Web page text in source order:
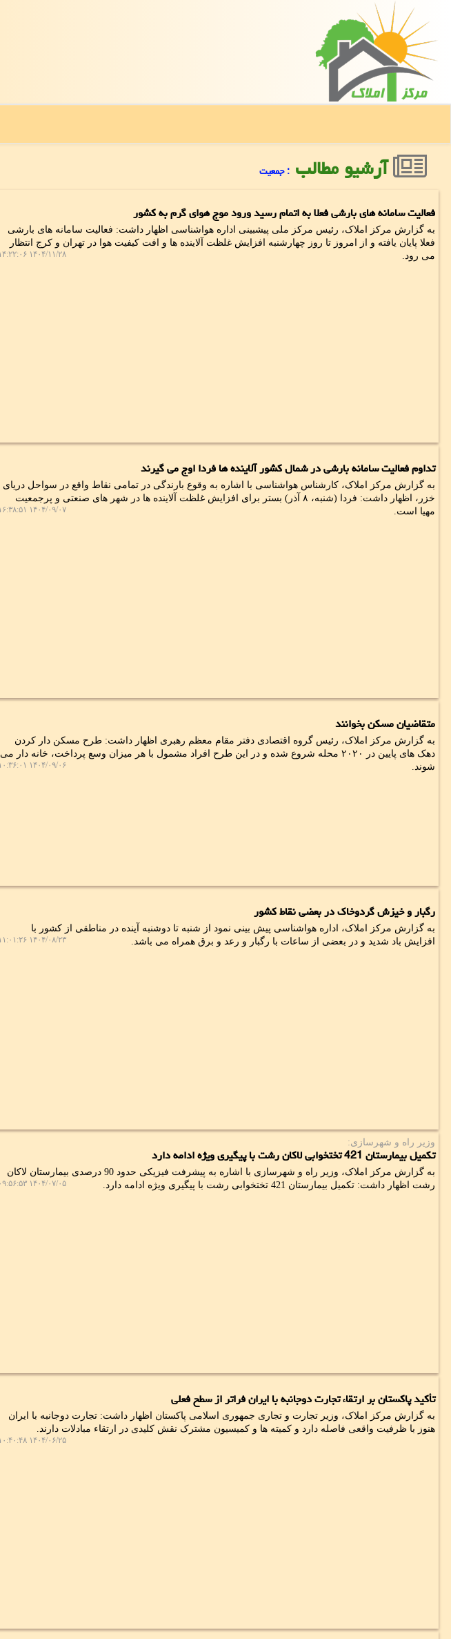
آرشیو مطالب : جمعیت
فعالیت سامانه های بارشی فعلا به اتمام رسید ورود موج هوای گرم به کشور
به گزارش مرکز املاک، رئیس مرکز ملی پیشبینی اداره هواشناسی اظهار داشت: فعالیت سامانه های بارشی
فعلا پایان یافته و از امروز تا روز چهارشنبه افزایش غلظت آلاینده ها و افت کیفیت هوا در تهران و کرج انتظار
می رود.
۱۴۰۴/۱۱/۲۸ ۱۴:۲۲:۰۶
تداوم فعالیت سامانه بارشی در شمال کشور آلاینده ها فردا اوج می گیرند
به گزارش مرکز املاک، کارشناس هواشناسی با اشاره به وقوع بارندگی در تمامی نقاط واقع در سواحل دریای
خزر، اظهار داشت: فردا (شنبه، ۸ آذر) بستر برای افزایش غلظت آلاینده ها در شهر های صنعتی و پرجمعیت
مهیا است.
۱۴۰۴/۰۹/۰۷ ۱۶:۳۸:۵۱
متقاضیان مسکن بخوانند
به گزارش مرکز املاک، رئیس گروه اقتصادی دفتر مقام معظم رهبری اظهار داشت: طرح مسکن دار کردن
دهک های پایین در ۲۰۲۰ محله شروع شده و در این طرح افراد مشمول با هر میزان وسع پرداخت، خانه دار می
شوند.
۱۴۰۴/۰۹/۰۶ ۱۰:۳۶:۰۱
رگبار و خیزش گردوخاک در بعضی نقاط کشور
به گزارش مرکز املاک، اداره هواشناسی پیش بینی نمود از شنبه تا دوشنبه آینده در مناطقی از کشور با
افزایش باد شدید و در بعضی از ساعات با رگبار و رعد و برق همراه می باشد.
۱۴۰۴/۰۸/۲۳ ۱۱:۰۱:۲۶
وزیر راه و شهرسازی:
تکمیل بیمارستان 421 تختخوابی لاکان رشت با پیگیری ویژه ادامه دارد
به گزارش مرکز املاک، وزیر راه و شهرسازی با اشاره به پیشرفت فیزیکی حدود 90 درصدی بیمارستان لاکان
رشت اظهار داشت: تکمیل بیمارستان 421 تختخوابی رشت با پیگیری ویژه ادامه دارد.
۱۴۰۴/۰۷/۰۵ ۰۹:۵۶:۵۳
تأکید پاکستان بر ارتقاء تجارت دوجانبه با ایران فراتر از سطح فعلی
به گزارش مرکز املاک، وزیر تجارت و تجاری جمهوری اسلامی پاکستان اظهار داشت: تجارت دوجانبه با ایران
هنوز با ظرفیت واقعی فاصله دارد و کمیته ها و کمیسیون مشترک نقش کلیدی در ارتقاء مبادلات دارند.
۱۴۰۴/۰۶/۲۵ ۱۰:۴۰:۴۸